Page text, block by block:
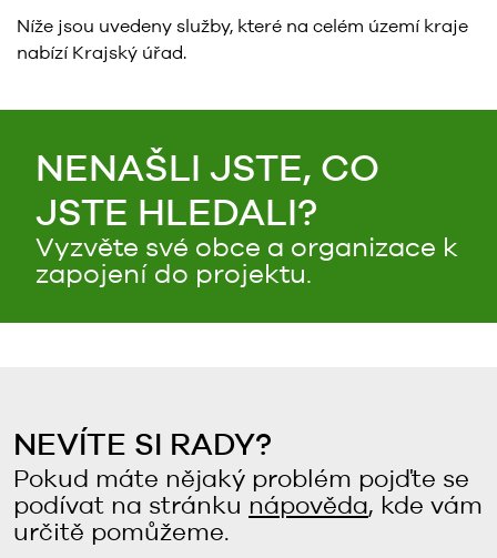
Níže jsou uvedeny služby, které na celém území kraje
nabízí Krajský úřad.
NENAŠLI JSTE, CO
JSTE HLEDALI?
Vyzvěte své obce a organizace k
zapojení do projektu.
NEVÍTE SI RADY?
Pokud máte nějaký problém pojďte se
podívat na stránku nápověda, kde vám
určitě pomůžeme.